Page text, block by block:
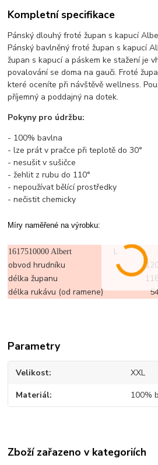
Kompletní specifikace
Pánský dlouhý froté župan s kapucí
Pánský bavlněný froté župan s kapucí
župan s kapucí a páskem ke stažení je
povalování se doma na gauči. Froté
které oceníte při návštěvě wellness.
příjemný a poddajný na dotek.
Pokyny pro údržbu:
- 100% bavlna
- lze prát v pračce při teplotě do 30°
- nesušit v sušičce
- žehlit z rubu do 110°
- nepoužívat bělící prostředky
- nečistit chemicky
Míry naměřené na výrobku:
1617510000 Albert L
obvod hrudníku
délka županu
délka rukávu (od ramene)
Parametry
Velikost XXL
Materiál 100%
Zboží zařazeno v kategoriích